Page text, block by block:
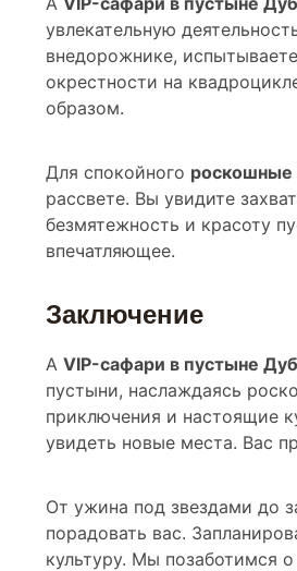
увлекательную
внедорожнике,
окрестности на
образом.
Для спокойного роскошные
рассвете. Вы увидите
безмятежность и красоту
впечатляющее.
Заключение
A VIP-сафари в пустыне
пустыни, наслаждаясь
приключения и настоящие
увидеть новые места. Вас
От ужина под звездами до
порадовать вас.
культуру. Мы позаботимся